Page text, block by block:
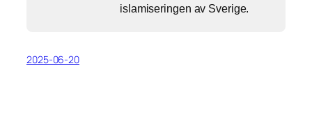
islamiseringen av Sverige.
2025-06-20